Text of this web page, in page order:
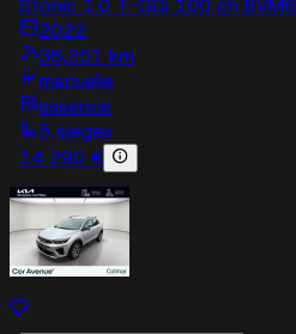
Stonic 1.0 T-GDi 100 ch BVM6
2022
38,251 km
manuelle
essence
5 sieges
14 290 €